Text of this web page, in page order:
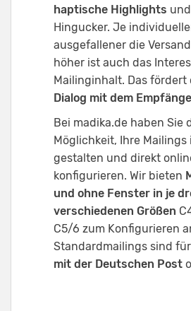
haptische Highlights
Hingucker. Je
ausgefallener die
höher ist auch das
Mailinginhalt. Das fördert
Dialog mit dem
Bei madika.de haben Sie
Möglichkeit, Ihre
gestalten und direkt
konfigurieren. Wir bieten
und ohne Fenster in je
verschiedenen Größen
C5/6 zum Konfigurieren
Standardmailings sind
mit der Deutschen Post